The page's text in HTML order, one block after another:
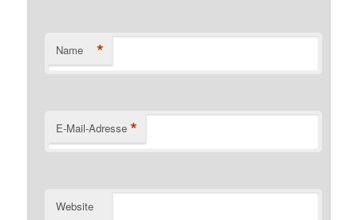
Name *
E-Mail-Adresse *
Website